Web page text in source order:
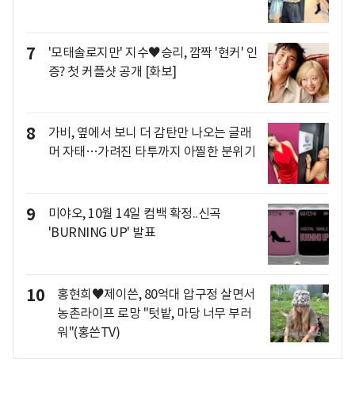
7
'모태솔로지만' 지수♥승리, 깜짝 '현커' 인
증? 첫 커플샷 공개 [화보]
8
가비, 옆에서 보니 더 감탄만 나오는 글래
머 자태…가려진 타투까지 아찔한 분위기
9
미야오, 10월 14일 컴백 확정..신곡
'BURNING UP' 발표
10
홍현희♥제이쓴, 80억대 압구정 살면서
농촌라이프 로망 "텃밭, 마당 너무 부러
워"(홍쓴TV)